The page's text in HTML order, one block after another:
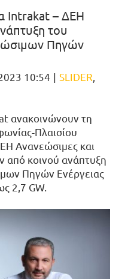
Intrakat – ΔΕΗ
του
Πηγών
10:54 | SLIDER,
ανακοινώνουν τη
Πλαισίου
Ανανεώσιμες και
από κοινού ανάπτυξη
Πηγών Ενέργειας
2,7 GW.